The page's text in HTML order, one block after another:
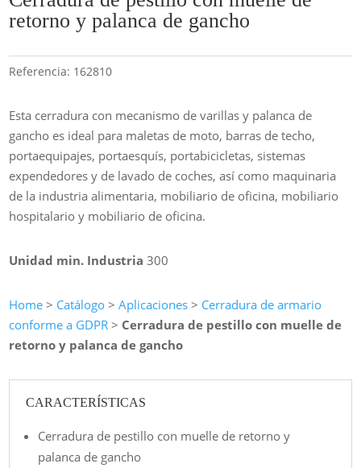
retorno y palanca de gancho
Referencia: 162810
Esta cerradura con mecanismo de varillas y palanca de
gancho es ideal para maletas de moto, barras de techo,
portaequipajes, portaesquís, portabicicletas, sistemas
expendedores y de lavado de coches, así como maquinaria
de la industria alimentaria, mobiliario de oficina, mobiliario
hospitalario y mobiliario de oficina.
Unidad min. Industria300
Home > Catálogo >Aplicaciones > Cerradura de armario
conforme a GDPR > Cerradura de pestillo con muelle de
retorno y palanca de gancho
CARACTERÍSTICAS
Cerradura de pestillo con muelle de retorno y
palanca de gancho